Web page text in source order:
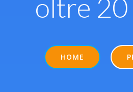
oltre 20
HOME